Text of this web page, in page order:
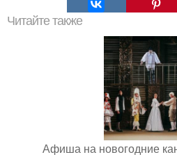
Читайте также
Афиша на новогодние